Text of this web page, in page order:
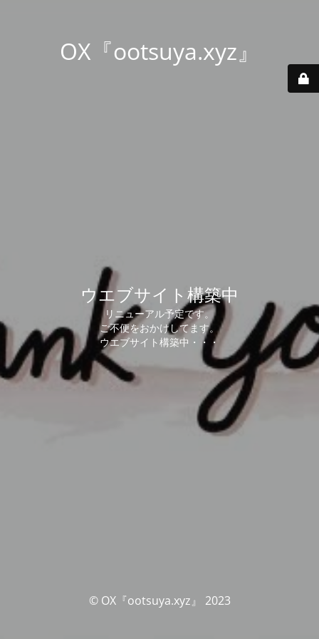
OX『ootsuya.xyz』
ウエブサイト構築中
リニューアル予定です。
ご不便をおかけしてます。
ウエブサイト構築中・・・
© OX『ootsuya.xyz』 2023